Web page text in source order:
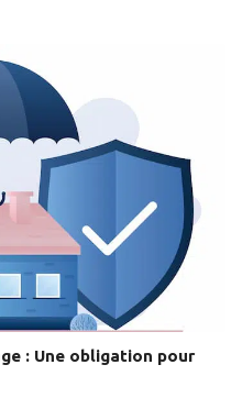
: Une obligation pour